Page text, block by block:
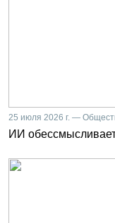
25 июля 2026 г. —
ИИ